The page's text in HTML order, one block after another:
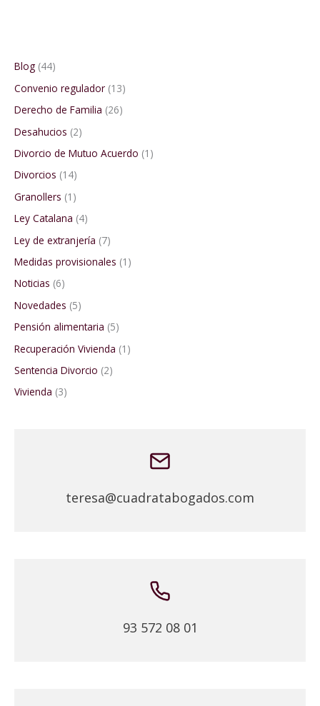
Blog (44)
Convenio regulador (13)
Derecho de Familia (26)
Desahucios (2)
Divorcio de Mutuo Acuerdo (1)
Divorcios (14)
Granollers (1)
Ley Catalana (4)
Ley de extranjería (7)
Medidas provisionales (1)
Noticias (6)
Novedades (5)
Pensión alimentaria (5)
Recuperación Vivienda (1)
Sentencia Divorcio (2)
Vivienda (3)
teresa@cuadratabogados.com
93 572 08 01